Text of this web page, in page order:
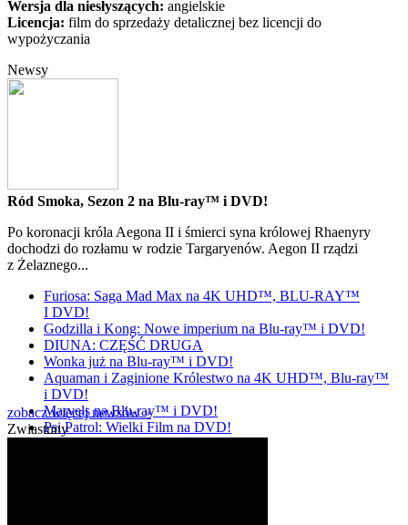
Wersja dla niesłyszących: angielskie
Licencja: film do sprzedaży detalicznej bez licencji do
wypożyczania
Newsy
Ród Smoka, Sezon 2 na Blu-ray™ i DVD!
Po koronacji króla Aegona II i śmierci syna królowej Rhaenyry
dochodzi do rozłamu w rodzie Targaryenów. Aegon II rządzi
z Żelaznego...
Furiosa: Saga Mad Max na 4K UHD™, BLU-RAY™
I DVD!
Godzilla i Kong: Nowe imperium na Blu-ray™ i DVD!
DIUNA: CZĘŚĆ DRUGA
Wonka już na Blu-ray™ i DVD!
Aquaman i Zaginione Królestwo na 4K UHD™, Blu-ray™
i DVD!
Marvels na Blu-ray™ i DVD!
Psi Patrol: Wielki Film na DVD!
zobacz więcej newsów »
Zwiastuny